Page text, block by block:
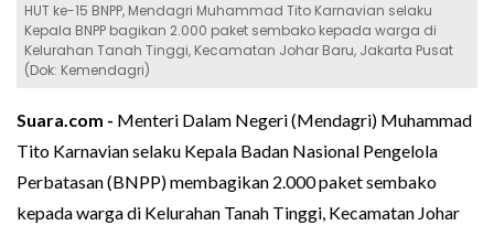
HUT ke-15 BNPP, Mendagri Muhammad Tito Karnavian selaku
Kepala BNPP bagikan 2.000 paket sembako kepada warga di
Kelurahan Tanah Tinggi, Kecamatan Johar Baru, Jakarta Pusat
(Dok: Kemendagri)
Suara.com - Menteri Dalam Negeri (Mendagri) Muhammad
Tito Karnavian selaku Kepala Badan Nasional Pengelola
Perbatasan (BNPP) membagikan 2.000 paket sembako
kepada warga di Kelurahan Tanah Tinggi, Kecamatan Johar